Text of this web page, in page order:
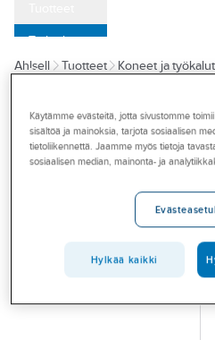
‎Tarjoukset
Myymälät
Konseptit
Palvelut
Ahlsell Tuotteet Koneet ja työkalut
Käytämme evästeitä, jotta sivustomme
sisältöä ja mainoksia, tarjota sosiaalisen
tietoliikennettä. Jaamme myös tietoja
sosiaalisen median, mainonta- ja
Hylkää kaikki